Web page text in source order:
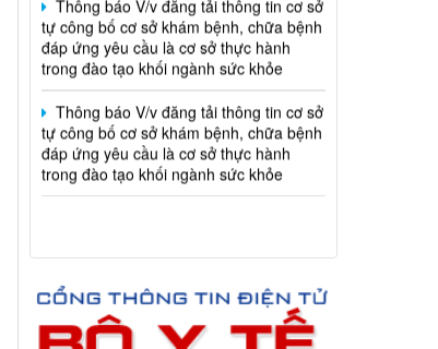
Thông báo V/v đăng tải thông tin cơ sở
tự công bố cơ sở khám bệnh, chữa bệnh
đáp ứng yêu cầu là cơ sở thực hành
trong đào tạo khối ngành sức khỏe